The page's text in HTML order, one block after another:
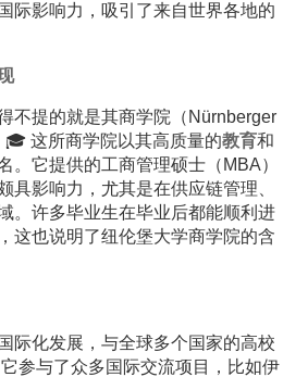
际影响力，吸引了来自世界各地的
不提的就是其商学院（Nürnberger
这所商学院以其高质量的教育和
。它提供的工商管理硕士（MBA）
具影响力，尤其是在供应链管理、
。许多毕业生在毕业后都能顺利进
这也说明了纽伦堡大学商学院的含
际化发展，与全球多个国家的高校
参与了众多国际交流项目，比如伊